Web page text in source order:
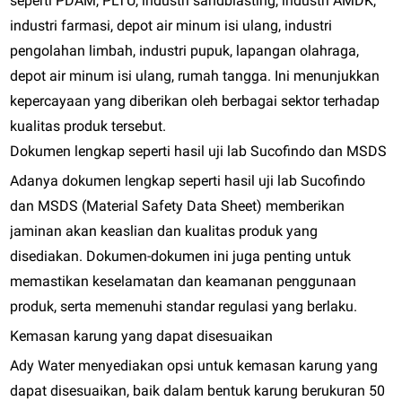
industri farmasi, depot air minum isi ulang, industri
pengolahan limbah, industri pupuk, lapangan olahraga,
depot air minum isi ulang, rumah tangga. Ini menunjukkan
kepercayaan yang diberikan oleh berbagai sektor terhadap
kualitas produk tersebut.
Dokumen lengkap seperti hasil uji lab Sucofindo dan MSDS
Adanya dokumen lengkap seperti hasil uji lab Sucofindo
dan MSDS (Material Safety Data Sheet) memberikan
jaminan akan keaslian dan kualitas produk yang
disediakan. Dokumen-dokumen ini juga penting untuk
memastikan keselamatan dan keamanan penggunaan
produk, serta memenuhi standar regulasi yang berlaku.
Kemasan karung yang dapat disesuaikan
Ady Water menyediakan opsi untuk kemasan karung yang
dapat disesuaikan, baik dalam bentuk karung berukuran 50